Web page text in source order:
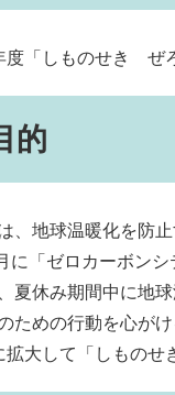
「しものせき ぜ
的
、地球温暖化を防
に「ゼロカーボン
夏休み期間中に地
ための行動を心が
拡大して「しもの